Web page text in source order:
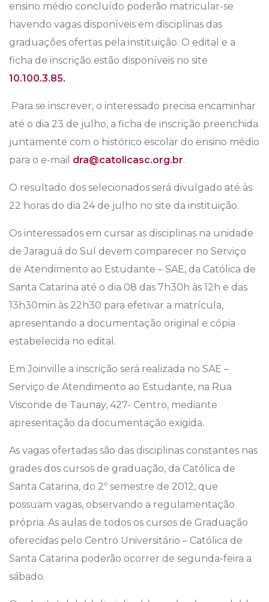
ensino médio concluído poderão matricular-se
havendo vagas disponíveis em disciplinas das
graduações ofertas pela instituição. O edital e a
ficha de inscrição estão disponíveis no site
10.100.3.85.
Para se inscrever, o interessado precisa encaminhar
até o dia 23 de julho, a ficha de inscrição preenchida
juntamente com o histórico escolar do ensino médio
para o e-mail dra@catolicasc.org.br.
O resultado dos selecionados será divulgado até às
22 horas do dia 24 de julho no site da instituição.
Os interessados em cursar as disciplinas na unidade
de Jaraguá do Sul devem comparecer no Serviço
de Atendimento ao Estudante – SAE, da Católica de
Santa Catarina até o dia 08 das 7h30h às 12h e das
13h30min às 22h30 para efetivar a matrícula,
apresentando a documentação original e cópia
estabelecida no edital.
Em Joinville a inscrição será realizada no SAE –
Serviço de Atendimento ao Estudante, na Rua
Visconde de Taunay, 427- Centro, mediante
apresentação da documentação exigida.
As vagas ofertadas são das disciplinas constantes nas
grades dos cursos de graduação, da Católica de
Santa Catarina, do 2º semestre de 2012, que
possuam vagas, observando a regulamentação
própria. As aulas de todos os cursos de Graduação
oferecidas pelo Centro Universitário – Católica de
Santa Catarina poderão ocorrer de segunda-feira a
sábado.